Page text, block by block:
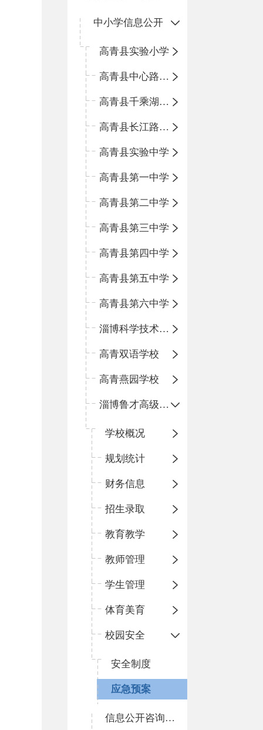
中小学信息公开
高青县实验小学
高青县中心路小学
高青县千乘湖小学
高青县长江路小学
高青县实验中学
高青县第一中学
高青县第二中学
高青县第三中学
高青县第四中学
高青县第五中学
高青县第六中学
淄博科学技术学校
高青双语学校
高青燕园学校
淄博鲁才高级中学
学校概况
规划统计
财务信息
招生录取
教育教学
教师管理
学生管理
体育美育
校园安全
安全制度
应急预案
信息公开咨询指南